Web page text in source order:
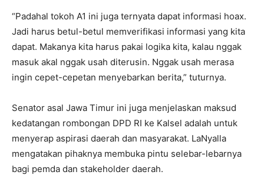
“Padahal tokoh A1 ini juga ternyata dapat informasi hoax.
Jadi harus betul-betul memverifikasi informasi yang kita
dapat. Makanya kita harus pakai logika kita, kalau nggak
masuk akal nggak usah diterusin. Nggak usah merasa
ingin cepet-cepetan menyebarkan berita,” tuturnya.
Senator asal Jawa Timur ini juga menjelaskan maksud
kedatangan rombongan DPD RI ke Kalsel adalah untuk
menyerap aspirasi daerah dan masyarakat. LaNyalla
mengatakan pihaknya membuka pintu selebar-lebarnya
bagi pemda dan stakeholder daerah.